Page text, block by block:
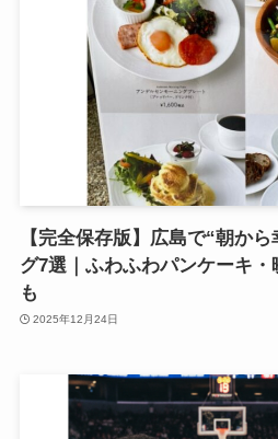
【完全保存版】広島で“朝か
グ7選｜ふわふわパンケーキ
も
2025年12月24日